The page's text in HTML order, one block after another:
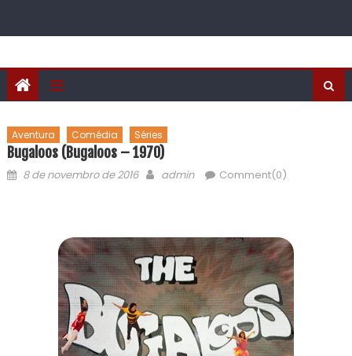
Aventura Comédia Séries
Bugaloos (Bugaloos – 1970)
8 de novembro de 2016 admin Comment(0)